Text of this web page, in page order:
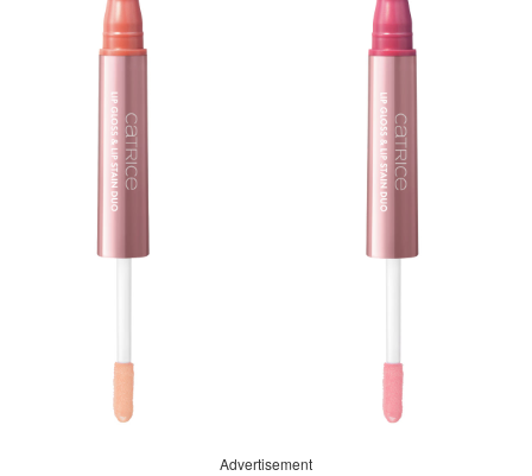
Advertisement